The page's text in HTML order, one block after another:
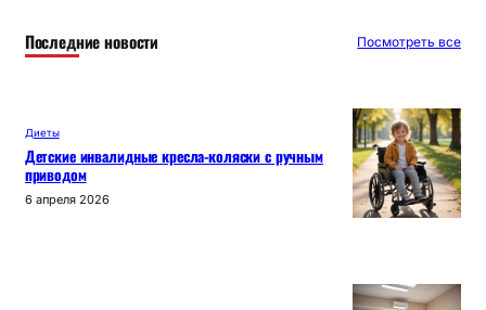
at
p
p
er e
m
a в
Последние новости Посмотреть все
Диеты
Детские инвалидные кресла-коляски с ручным
приводом
6 апреля 2026